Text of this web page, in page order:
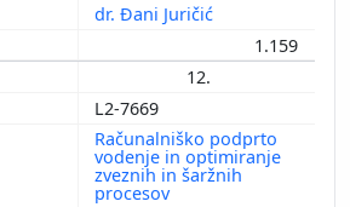
dr. Đani Juričić
1.159
12.
L2-7669
Računalniško podprto
vodenje in optimiranje
zveznih in šaržnih
procesov